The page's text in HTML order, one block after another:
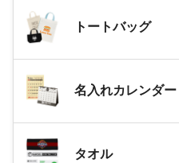
トートバッグ
名入れカレンダー
タオル